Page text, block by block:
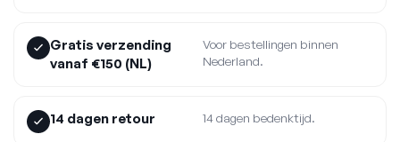
Gratis verzending
vanaf €150 (NL)
Voor bestellingen binnen
Nederland.
14 dagen retour 14 dagen bedenktijd.